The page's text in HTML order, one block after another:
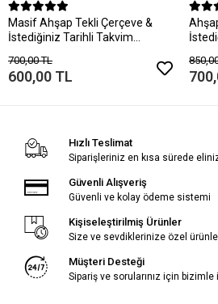
Masif Ahşap Tekli Çerçeve &
İstediğiniz Tarihli Takvim
700,00 TL
600,00 TL
Hızlı Teslimat
Siparişleriniz en kısa sürede
Güvenli Alışveriş
Güvenli ve kolay ödeme sistemi
Kişiseleştirilmiş Ürünler
Size ve sevdiklerinize özel
Müşteri Desteği
Sipariş ve sorularınız için bizimle